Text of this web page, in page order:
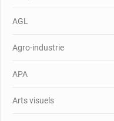
AGL
Agro-industrie
APA
Arts visuels